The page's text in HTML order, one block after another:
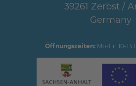
39261 Zerbst /
Germany
Öffnungszeiten:Mo-Fr: 10-13